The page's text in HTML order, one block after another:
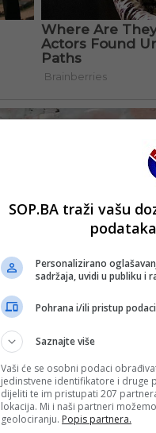
SOP.BA traži vašu
Personalizirano
sadržaja, uvidi u publiku i
Pohrana i/ili pristup
Saznajte više
Vaši će se osobni podaci
jedinstvene identifikatore i druge
dijeliti te im pristupati 207
lokacija. Mi i naši partneri
geolociranju. Popis partnera.